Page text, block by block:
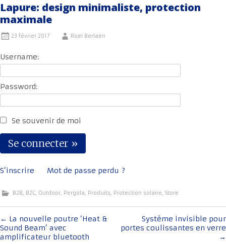
Lapure: design minimaliste, protection
maximale
23 février 2017 Roel Berlaen
Username:
Password:
Se souvenir de moi
S’inscrire Mot de passe perdu ?
B2B, B2C, Outdoor, Pergola, Produits, Protection solaire, Store
Navigation
de
← La nouvelle poutre ‘Heat &
Sound Beam’ avec
amplificateur bluetooth
Système invisible pour
portes coulissantes en verre
→